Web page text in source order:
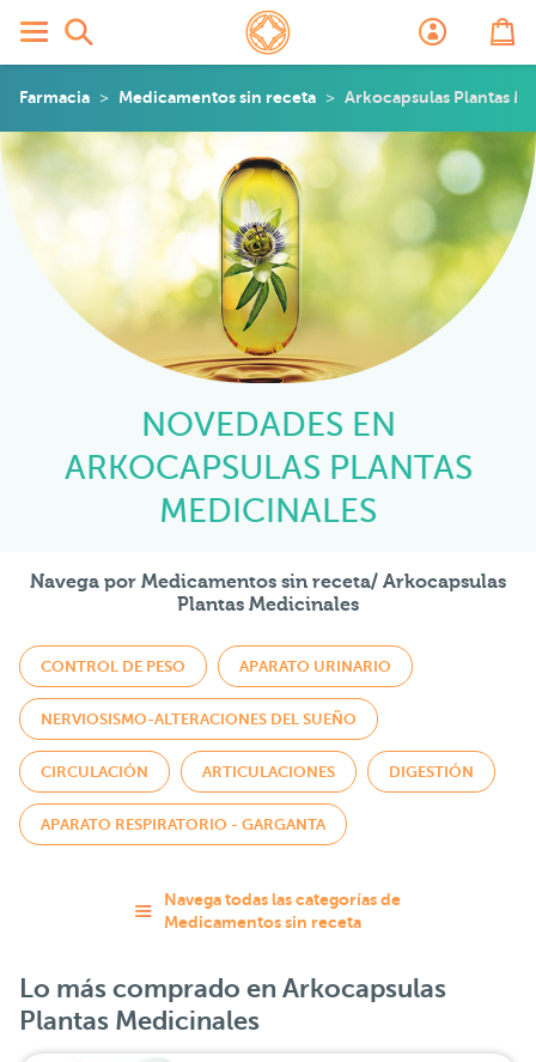
Farmacia Medicamentos sin receta Arkocapsulas Plantas
NOVEDADES EN
ARKOCAPSULAS PLANTAS
MEDICINALES
Navega por Medicamentos sin receta/ Arkocapsulas
Plantas Medicinales
CONTROL DE PESO APARATO URINARIO
NERVIOSISMO-ALTERACIONES DEL SUEÑO
CIRCULACIÓN ARTICULACIONES DIGESTIÓN
APARATO RESPIRATORIO - GARGANTA
Navega todas las categorías de
Medicamentos sin receta
Lo más comprado en Arkocapsulas
Plantas Medicinales